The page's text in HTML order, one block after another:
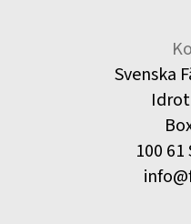
Svenska
100